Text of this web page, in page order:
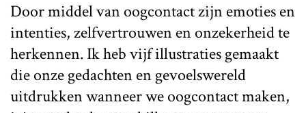
Door middel van oogcontact zijn emoties en
intenties, zelfvertrouwen en onzekerheid te
herkennen. Ik heb vijf illustraties gemaakt
die onze gedachten en gevoelswereld
uitdrukken wanneer we oogcontact maken,